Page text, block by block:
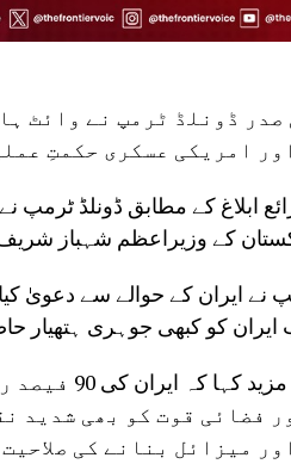
صدر ڈونلڈ ٹرمپ نے وائٹ
امریکی عسکری حکمتِ
نے ایران کے حوالے سے دعویٰ
ایران کو کبھی جوہری ہتھیار
انہوں
فضائی قوت کو بھی شدید
میزائل بنانے کی